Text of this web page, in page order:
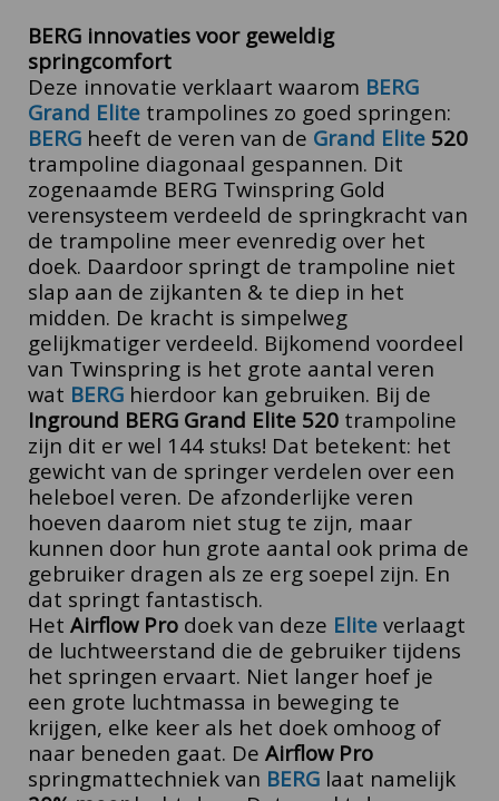
BERG innovaties voor geweldig
springcomfort
Deze innovatie verklaart waarom BERG
Grand Elite trampolines zo goed springen:
BERG heeft de veren van de Grand Elite 520
trampoline diagonaal gespannen. Dit
zogenaamde BERG Twinspring Gold
verensysteem verdeeld de springkracht van
de trampoline meer evenredig over het
doek. Daardoor springt de trampoline niet
slap aan de zijkanten & te diep in het
midden. De kracht is simpelweg
gelijkmatiger verdeeld. Bijkomend voordeel
van Twinspring is het grote aantal veren
wat BERG hierdoor kan gebruiken. Bij de
Inground BERG Grand Elite 520 trampoline
zijn dit er wel 144 stuks! Dat betekent: het
gewicht van de springer verdelen over een
heleboel veren. De afzonderlijke veren
hoeven daarom niet stug te zijn, maar
kunnen door hun grote aantal ook prima de
gebruiker dragen als ze erg soepel zijn. En
dat springt fantastisch.
Het Airflow Pro doek van deze Elite verlaagt
de luchtweerstand die de gebruiker tijdens
het springen ervaart. Niet langer hoef je
een grote luchtmassa in beweging te
krijgen, elke keer als het doek omhoog of
naar beneden gaat. De Airflow Pro
springmattechniek van BERG laat namelijk